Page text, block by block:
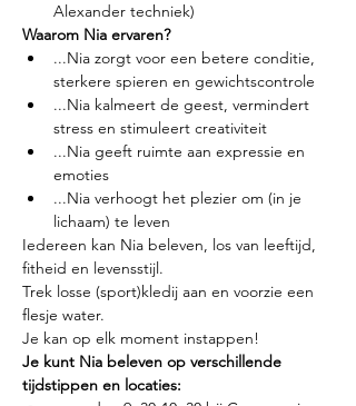
Alexander techniek)
Waarom Nia ervaren?
...Nia zorgt voor een betere conditie,
sterkere spieren en gewichtscontrole
...Nia kalmeert de geest, vermindert
stress en stimuleert creativiteit
...Nia geeft ruimte aan expressie en
emoties
...Nia verhoogt het plezier om (in je
lichaam) te leven
Iedereen kan Nia beleven, los van leeftijd,
fitheid en levensstijl.
Trek losse (sport)kledij aan en voorzie een
flesje water.
Je kan op elk moment instappen!
Je kunt Nia beleven op verschillende
tijdstippen en locaties: